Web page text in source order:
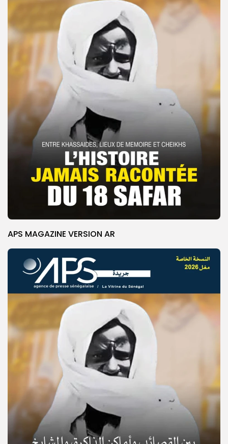
© Copyright 2025, APS
APS MAGAZINE VERSION AR